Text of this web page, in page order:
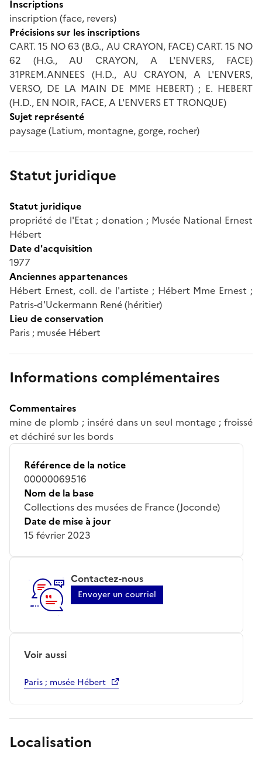
Inscriptions
inscription (face, revers)
Précisions sur les inscriptions
CART. 15 NO 63 (B.G., AU CRAYON, FACE) CART. 15 NO
62 (H.G., AU CRAYON, A L'ENVERS, FACE)
31PREM.ANNEES (H.D., AU CRAYON, A L'ENVERS,
VERSO, DE LA MAIN DE MME HEBERT) ; E. HEBERT
(H.D., EN NOIR, FACE, A L'ENVERS ET TRONQUE)
Sujet représenté
paysage (Latium, montagne, gorge, rocher)
Statut juridique
Statut juridique
propriété de l'Etat ; donation ; Musée National Ernest
Hébert
Date d'acquisition
1977
Anciennes appartenances
Hébert Ernest, coll. de l'artiste ; Hébert Mme Ernest ;
Patris-d'Uckermann René (héritier)
Lieu de conservation
Paris ; musée Hébert
Informations complémentaires
Commentaires
mine de plomb ; inséré dans un seul montage ; froissé
et déchiré sur les bords
Référence de la notice
00000069516
Nom de la base
Collections des musées de France (Joconde)
Date de mise à jour
15 février 2023
Contactez-nous
Envoyer un courriel
Voir aussi
Paris ; musée Hébert
Localisation